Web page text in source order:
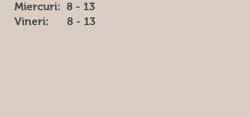
Miercuri: 8 - 13
Vineri: 8 - 13